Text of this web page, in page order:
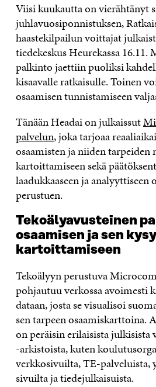
Viisi kuukautta on vierähtänyt
juhlavuosiponnistuksen,
haastekilpailun voittajat
tiedekeskus Heurekassa
palkinto jaettiin puoliksi
kisaavalle ratkaisulle. Toinen
osaamisen tunnistamiseen
Tänään Headai on julkaissut
palvelun, joka tarjoaa
osaamisten ja niiden tarpeiden
kartoittamiseen sekä
laadukkaaseen ja analyyttiseen
perustuen.
Tekoälyavusteinen
osaamisen ja sen
kartoittamiseen
Tekoälyyn perustuva
pohjautuu verkossa avoimesti
dataan, josta se visualisoi
sen tarpeen osaamiskarttoina.
on peräisin erilaisista julkisista
-arkistoista, kuten
verkkosivuilta, TE-palveluista,
sivuilta ja tiedejulkaisuista.